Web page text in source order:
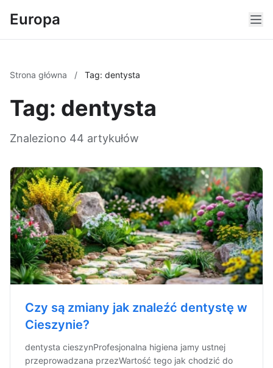
Europa
Strona główna / Tag: dentysta
Tag: dentysta
Znaleziono 44 artykułów
Czy są zmiany jak znaleźć dentystę w
Cieszynie?
dentysta cieszynProfesjonalna higiena jamy ustnej
przeprowadzana przezWartość tego jak chodzić do